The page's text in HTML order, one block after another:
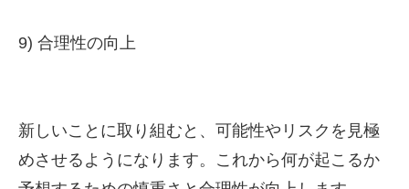
9) 合理性の向上
新しいことに取り組むと、可能性やリスクを見極
めさせるようになります。これから何が起こるか